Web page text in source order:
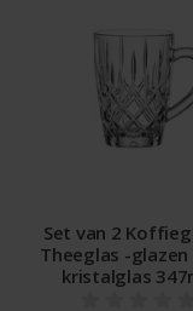
Set van 2
Theeglas -
kristalglas